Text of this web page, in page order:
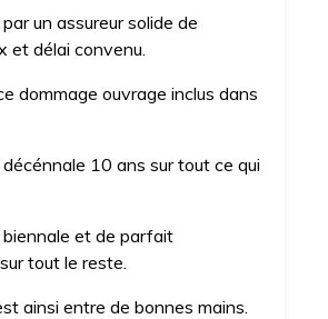
un assureur solide de
et délai convenu.
dommage ouvrage inclus dans
10 ans sur tout ce qui
et de parfait
tout le reste.
ainsi entre de bonnes mains.